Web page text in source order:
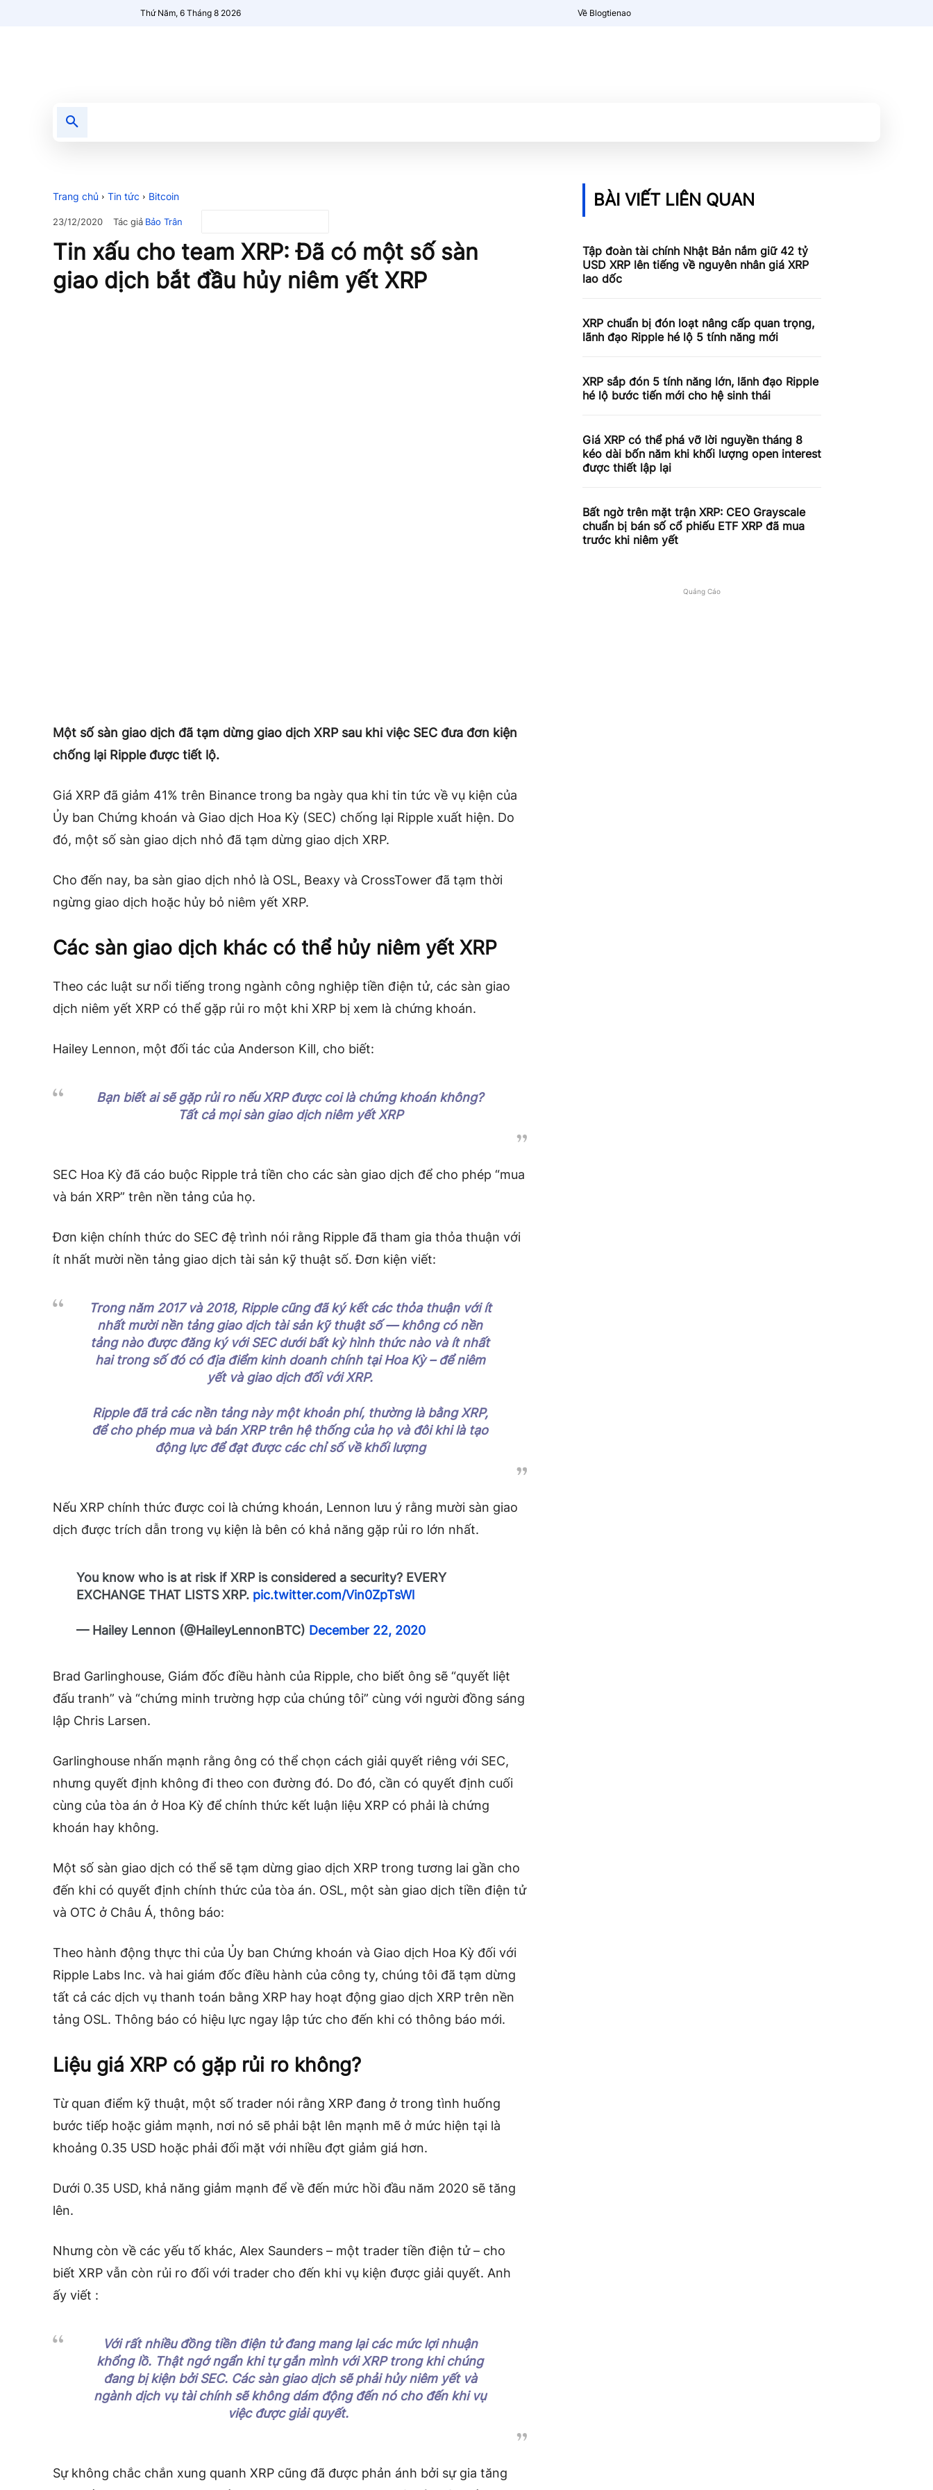
Thứ Năm, 6 Tháng 8 2026 Về Blogtienao
Trang chủ Tin tức Bitcoin
23/12/2020 Tác giả Bảo Trân
Tin xấu cho team XRP: Đã có một số sàn
giao dịch bắt đầu hủy niêm yết XRP
Một số sàn giao dịch đã tạm dừng giao dịch XRP sau khi việc SEC đưa đơn kiện
chống lại Ripple được tiết lộ.
Giá XRP đã giảm 41% trên Binance trong ba ngày qua khi tin tức về vụ kiện của
Ủy ban Chứng khoán và Giao dịch Hoa Kỳ (SEC) chống lại Ripple xuất hiện. Do
đó, một số sàn giao dịch nhỏ đã tạm dừng giao dịch XRP.
Cho đến nay, ba sàn giao dịch nhỏ là OSL, Beaxy và CrossTower đã tạm thời
ngừng giao dịch hoặc hủy bỏ niêm yết XRP.
Các sàn giao dịch khác có thể hủy niêm yết XRP
Theo các luật sư nổi tiếng trong ngành công nghiệp tiền điện tử, các sàn giao
dịch niêm yết XRP có thể gặp rủi ro một khi XRP bị xem là chứng khoán.
Hailey Lennon, một đối tác của Anderson Kill, cho biết:
Bạn biết ai sẽ gặp rủi ro nếu XRP được coi là chứng khoán không?
Tất cả mọi sàn giao dịch niêm yết XRP
SEC Hoa Kỳ đã cáo buộc Ripple trả tiền cho các sàn giao dịch để cho phép “mua
và bán XRP” trên nền tảng của họ.
Đơn kiện chính thức do SEC đệ trình nói rằng Ripple đã tham gia thỏa thuận với
ít nhất mười nền tảng giao dịch tài sản kỹ thuật số. Đơn kiện viết:
Trong năm 2017 và 2018, Ripple cũng đã ký kết các thỏa thuận với ít
nhất mười nền tảng giao dịch tài sản kỹ thuật số — không có nền
tảng nào được đăng ký với SEC dưới bất kỳ hình thức nào và ít nhất
hai trong số đó có địa điểm kinh doanh chính tại Hoa Kỳ – để niêm
yết và giao dịch đối với XRP.
Ripple đã trả các nền tảng này một khoản phí, thường là bằng XRP,
để cho phép mua và bán XRP trên hệ thống của họ và đôi khi là tạo
động lực để đạt được các chỉ số về khối lượng
Nếu XRP chính thức được coi là chứng khoán, Lennon lưu ý rằng mười sàn giao
dịch được trích dẫn trong vụ kiện là bên có khả năng gặp rủi ro lớn nhất.
You know who is at risk if XRP is considered a security? EVERY
EXCHANGE THAT LISTS XRP. pic.twitter.com/Vin0ZpTsWl
— Hailey Lennon (@HaileyLennonBTC) December 22, 2020
Brad Garlinghouse, Giám đốc điều hành của Ripple, cho biết ông sẽ “quyết liệt
đấu tranh” và “chứng minh trường hợp của chúng tôi” cùng với người đồng sáng
lập Chris Larsen.
Garlinghouse nhấn mạnh rằng ông có thể chọn cách giải quyết riêng với SEC,
nhưng quyết định không đi theo con đường đó. Do đó, cần có quyết định cuối
cùng của tòa án ở Hoa Kỳ để chính thức kết luận liệu XRP có phải là chứng
khoán hay không.
Một số sàn giao dịch có thể sẽ tạm dừng giao dịch XRP trong tương lai gần cho
đến khi có quyết định chính thức của tòa án. OSL, một sàn giao dịch tiền điện tử
và OTC ở Châu Á, thông báo:
Theo hành động thực thi của Ủy ban Chứng khoán và Giao dịch Hoa Kỳ đối với
Ripple Labs Inc. và hai giám đốc điều hành của công ty, chúng tôi đã tạm dừng
tất cả các dịch vụ thanh toán bằng XRP hay hoạt động giao dịch XRP trên nền
tảng OSL. Thông báo có hiệu lực ngay lập tức cho đến khi có thông báo mới.
Liệu giá XRP có gặp rủi ro không?
Từ quan điểm kỹ thuật, một số trader nói rằng XRP đang ở trong tình huống
bước tiếp hoặc giảm mạnh, nơi nó sẽ phải bật lên mạnh mẽ ở mức hiện tại là
khoảng 0.35 USD hoặc phải đối mặt với nhiều đợt giảm giá hơn.
Dưới 0.35 USD, khả năng giảm mạnh để về đến mức hồi đầu năm 2020 sẽ tăng
lên.
Nhưng còn về các yếu tố khác, Alex Saunders – một trader tiền điện tử – cho
biết XRP vẫn còn rủi ro đối với trader cho đến khi vụ kiện được giải quyết. Anh
ấy viết :
Với rất nhiều đồng tiền điện tử đang mang lại các mức lợi nhuận
khổng lồ. Thật ngớ ngẩn khi tự gắn mình với XRP trong khi chúng
đang bị kiện bởi SEC. Các sàn giao dịch sẽ phải hủy niêm yết và
ngành dịch vụ tài chính sẽ không dám động đến nó cho đến khi vụ
việc được giải quyết.
Sự không chắc chắn xung quanh XRP cũng đã được phản ánh bởi sự gia tăng
BÀI VIẾT LIÊN QUAN
Tập đoàn tài chính Nhật Bản nắm giữ 42 tỷ
USD XRP lên tiếng về nguyên nhân giá XRP
lao dốc
XRP chuẩn bị đón loạt nâng cấp quan trọng,
lãnh đạo Ripple hé lộ 5 tính năng mới
XRP sắp đón 5 tính năng lớn, lãnh đạo Ripple
hé lộ bước tiến mới cho hệ sinh thái
Giá XRP có thể phá vỡ lời nguyền tháng 8
kéo dài bốn năm khi khối lượng open interest
được thiết lập lại
Bất ngờ trên mặt trận XRP: CEO Grayscale
chuẩn bị bán số cổ phiếu ETF XRP đã mua
trước khi niêm yết
Quảng Cáo